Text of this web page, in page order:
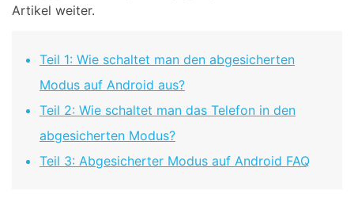
Artikel weiter.
Teil 1: Wie schaltet man den abgesicherten
Modus auf Android aus?
Teil 2: Wie schaltet man das Telefon in den
abgesicherten Modus?
Teil 3: Abgesicherter Modus auf Android FAQ